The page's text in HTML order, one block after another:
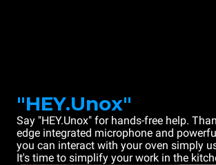
"HEY.Unox"
Say "HEY.Unox" for hands-free help.
edge integrated microphone and
you can interact with your oven simply
It's time to simplify your work in the